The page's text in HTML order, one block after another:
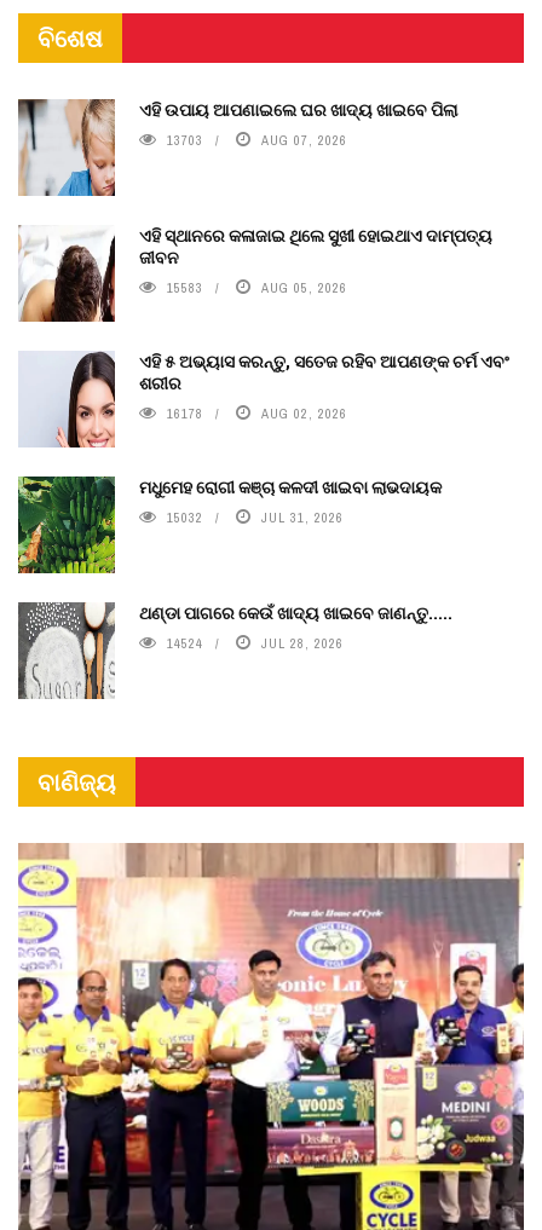
ବିଶେଷ
ଏହି ଉପାୟ ଆପଣାଇଲେ ଘର ଖାଦ୍ୟ ଖାଇବେ ପିଲା
13703 AUG 07, 2026
ଏହି ସ୍ଥାନରେ କଳାଜାଇ ଥିଲେ ସୁଖୀ ହୋଇଥାଏ ଦାମ୍ପତ୍ୟ
ଜୀବନ
15583 AUG 05, 2026
ଏହି ୫ ଅଭ୍ୟାସ କରନ୍ତୁ, ସତେଜ ରହିବ ଆପଣଙ୍କ ଚର୍ମ ଏବଂ
ଶରୀର
16178 AUG 02, 2026
ମଧୁମେହ ରୋଗୀ କଞ୍ଚା କଳଦୀ ଖାଇବା ଲାଭଦାୟକ
15032 JUL 31, 2026
ଥଣ୍ଡା ପାଗରେ କେଉଁ ଖାଦ୍ୟ ଖାଇବେ ଜାଣନ୍ତୁ.....
14524 JUL 28, 2026
ବାଣିଜ୍ୟ